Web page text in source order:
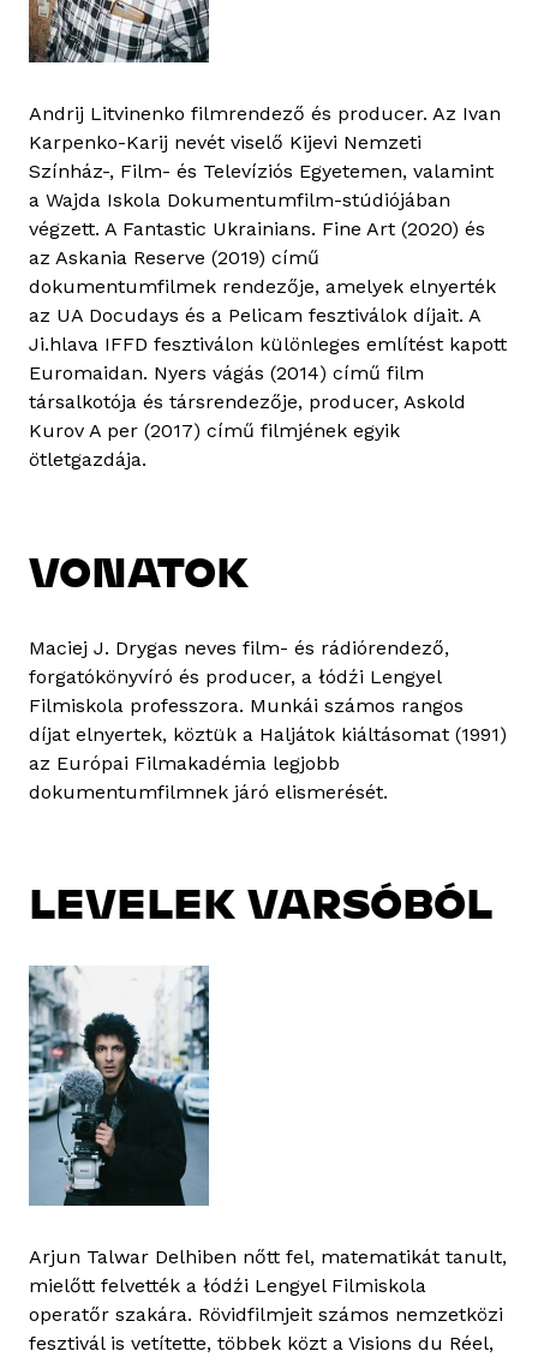
Andrij Litvinenko filmrendező és producer. Az Ivan
Karpenko-Karij nevét viselő Kijevi Nemzeti
Színház-, Film- és Televíziós Egyetemen, valamint
a Wajda Iskola Dokumentumfilm-stúdiójában
végzett. A Fantastic Ukrainians. Fine Art (2020) és
az Askania Reserve (2019) című
dokumentumfilmek rendezője, amelyek elnyerték
az UA Docudays és a Pelicam fesztiválok díjait. A
Ji.hlava IFFD fesztiválon különleges említést kapott
Euromaidan. Nyers vágás (2014) című film
társalkotója és társrendezője, producer, Askold
Kurov A per (2017) című filmjének egyik
ötletgazdája.
VONATOK
Maciej J. Drygas neves film- és rádiórendező,
forgatókönyvíró és producer, a łódźi Lengyel
Filmiskola professzora. Munkái számos rangos
díjat elnyertek, köztük a Haljátok kiáltásomat (1991)
az Európai Filmakadémia legjobb
dokumentumfilmnek járó elismerését.
LEVELEK VARSÓBÓL
Arjun Talwar Delhiben nőtt fel, matematikát tanult,
mielőtt felvették a łódźi Lengyel Filmiskola
operatőr szakára. Rövidfilmjeit számos nemzetközi
fesztivál is vetítette, többek közt a Visions du Réel,